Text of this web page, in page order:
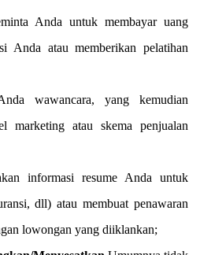
Anda untuk membayar uang
Anda atau memberikan pelatihan
wawancara, yang kemudian
marketing atau skema penjualan
informasi resume Anda untuk
dll) atau membuat penawaran
lowongan yang diiklankan;